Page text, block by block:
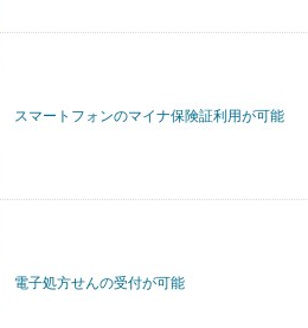
スマートフォンのマイナ保険証利用が可能
電子処方せんの受付が可能